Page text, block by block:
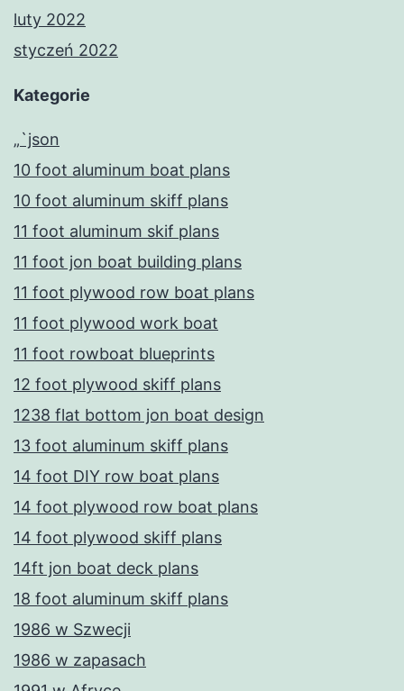
luty 2022
styczeń 2022
Kategorie
„`json
10 foot aluminum boat plans
10 foot aluminum skiff plans
11 foot aluminum skif plans
11 foot jon boat building plans
11 foot plywood row boat plans
11 foot plywood work boat
11 foot rowboat blueprints
12 foot plywood skiff plans
1238 flat bottom jon boat design
13 foot aluminum skiff plans
14 foot DIY row boat plans
14 foot plywood row boat plans
14 foot plywood skiff plans
14ft jon boat deck plans
18 foot aluminum skiff plans
1986 w Szwecji
1986 w zapasach